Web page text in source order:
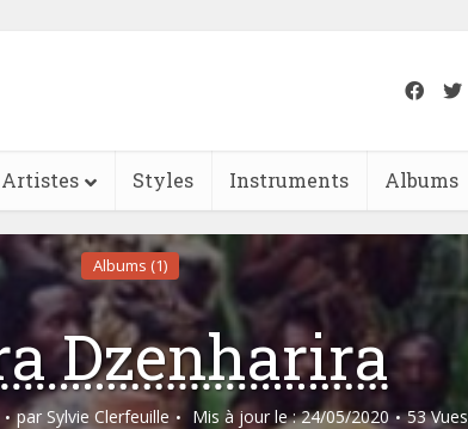
Artistes Styles Instruments Albums
Albums (1)
Dzenharira
par Sylvie Clerfeuille Mis à jour le : 24/05/2020 53 Vues